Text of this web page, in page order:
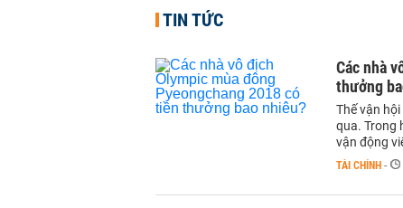
TIN TỨC
Các nhà
thưởng
Thế vận
qua. Trong
vận động
TÀI CHÍNH -